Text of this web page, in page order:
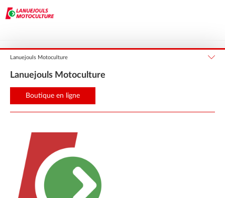
Occitanie
Lanuejouls Motoculture
Lanuejouls Motoculture
Boutique en ligne